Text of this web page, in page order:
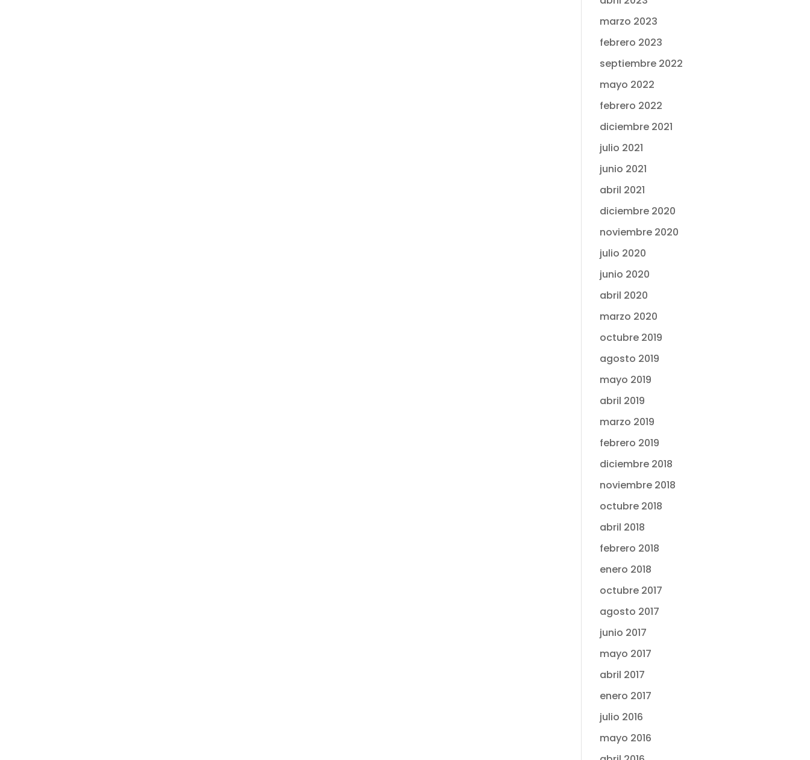
marzo 2023
febrero 2023
septiembre 2022
mayo 2022
febrero 2022
diciembre 2021
julio 2021
junio 2021
abril 2021
diciembre 2020
noviembre 2020
julio 2020
junio 2020
abril 2020
marzo 2020
octubre 2019
agosto 2019
mayo 2019
abril 2019
marzo 2019
febrero 2019
diciembre 2018
noviembre 2018
octubre 2018
abril 2018
febrero 2018
enero 2018
octubre 2017
agosto 2017
junio 2017
mayo 2017
abril 2017
enero 2017
julio 2016
mayo 2016